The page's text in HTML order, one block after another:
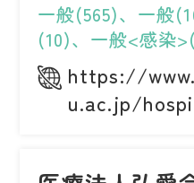
一般(565)、一般
(10)、一般<感染
https://
u.ac.jp/